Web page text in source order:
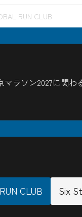
RUN CLUB
マラソン2027に関わ
CLUB Six